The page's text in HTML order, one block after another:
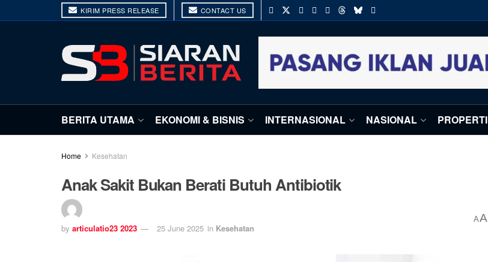
KIRIM PRESS RELEASE CONTACT US
BERITA UTAMA EKONOMI & BISNIS INTERNASIONAL NASIONAL PROPERTI
Home Kesehatan
Anak Sakit Bukan Berati Butuh Antibiotik
by articulatio23 2023 25 June 2025 in Kesehatan
AA